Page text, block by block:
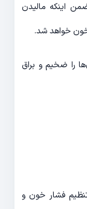
اینکه مالیدن
خواهد شد.
را ضخیم و براق
فشار خون و